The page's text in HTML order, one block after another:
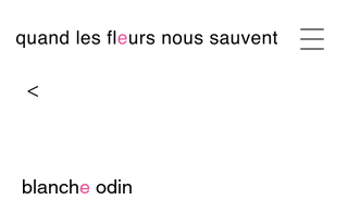
<​
blanche odin